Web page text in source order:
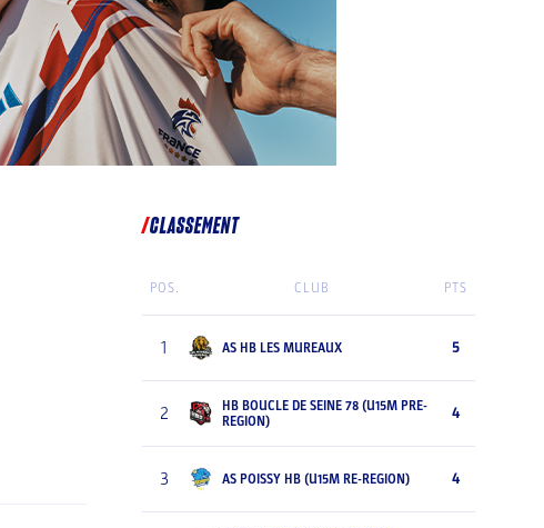
CLASSEMENT
POS. CLUB PTS
1 AS HB LES MUREAUX 5
2
HB BOUCLE DE SEINE 78 (U15M PRE-
REGION)
4
3 AS POISSY HB (U15M RE-REGION) 4